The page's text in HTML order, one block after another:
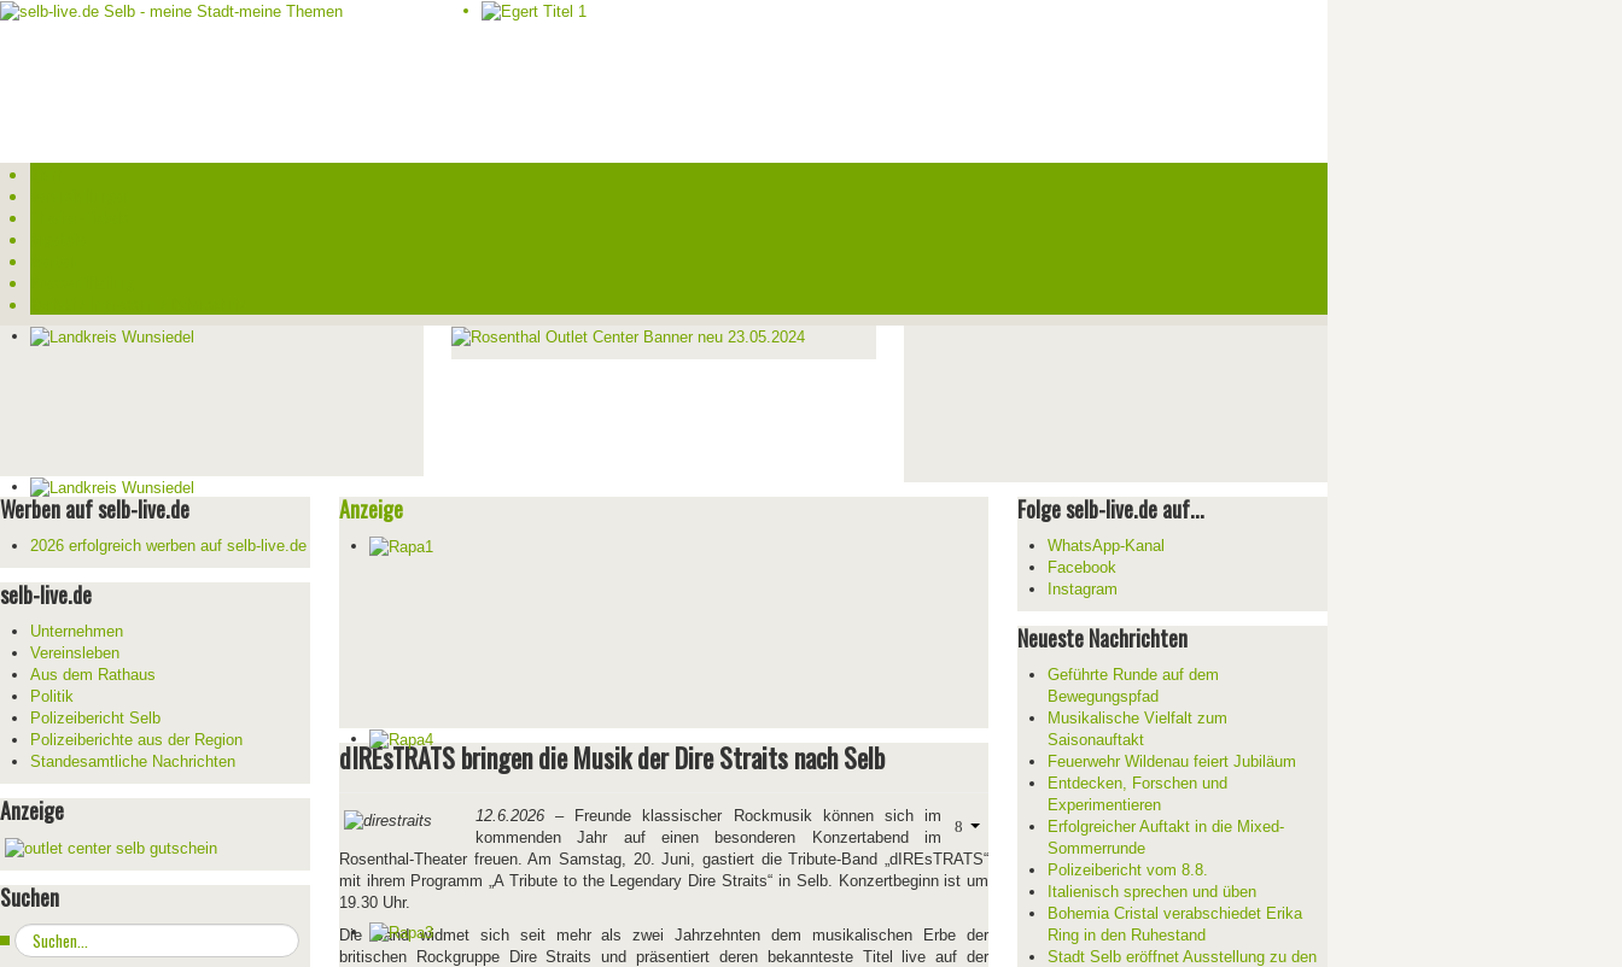
Werben auf selb-live.de
2026 erfolgreich werben auf selb-live.de
selb-live.de
Unternehmen
Vereinsleben
Aus dem Rathaus
Politik
Polizeibericht Selb
Polizeiberichte aus der Region
Standesamtliche Nachrichten
Anzeige
Suchen
Suchen
...
Anzeige
dIREsTRATS bringen die Musik der Dire Straits nach Selb
12.6.2026– Freunde klassischer Rockmusik können sich im
kommenden Jahr auf einen besonderen Konzertabend im
Rosenthal-Theater freuen. Am Samstag, 20. Juni, gastiert die Tribute-Band „dIREsTRATS“
mit ihrem Programm „A Tribute to the Legendary Dire Straits“ in Selb. Konzertbeginn ist um
19.30 Uhr.
Die Band widmet sich seit mehr als zwei Jahrzehnten dem musikalischen Erbe der
britischen Rockgruppe Dire Straits und präsentiert deren bekannteste Titel live auf der
Folge selb-live.de auf...
WhatsApp-Kanal
Facebook
Instagram
Neueste Nachrichten
Geführte Runde auf dem
Bewegungspfad
Musikalische Vielfalt zum
Saisonauftakt
Feuerwehr Wildenau feiert Jubiläum
Entdecken, Forschen und
Experimentieren
Erfolgreicher Auftakt in die Mixed-
Sommerrunde
Polizeibericht vom 8.8.
Italienisch sprechen und üben
Bohemia Cristal verabschiedet Erika
Ring in den Ruhestand
Stadt Selb eröffnet Ausstellung zu den